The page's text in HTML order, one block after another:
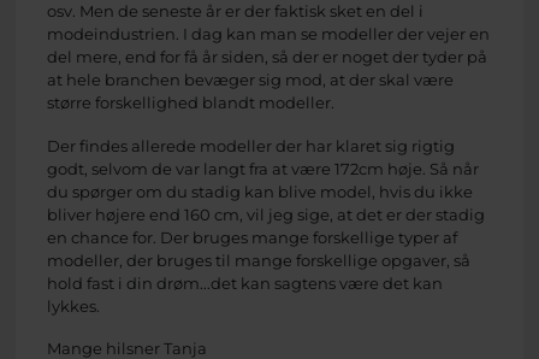
osv. Men de seneste år er der faktisk sket en del i
modeindustrien. I dag kan man se modeller der vejer en
del mere, end for få år siden, så der er noget der tyder på
at hele branchen bevæger sig mod, at der skal være
større forskellighed blandt modeller.
Der findes allerede modeller der har klaret sig rigtig
godt, selvom de var langt fra at være 172cm høje. Så når
du spørger om du stadig kan blive model, hvis du ikke
bliver højere end 160 cm, vil jeg sige, at det er der stadig
en chance for. Der bruges mange forskellige typer af
modeller, der bruges til mange forskellige opgaver, så
hold fast i din drøm...det kan sagtens være det kan
lykkes.
Mange hilsner Tanja